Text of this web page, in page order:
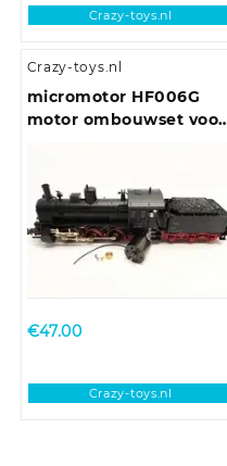
Crazy-toys.nl
Crazy-toys.nl
micromotor HF006G
motor ombouwset voor
€47.00
Crazy-toys.nl